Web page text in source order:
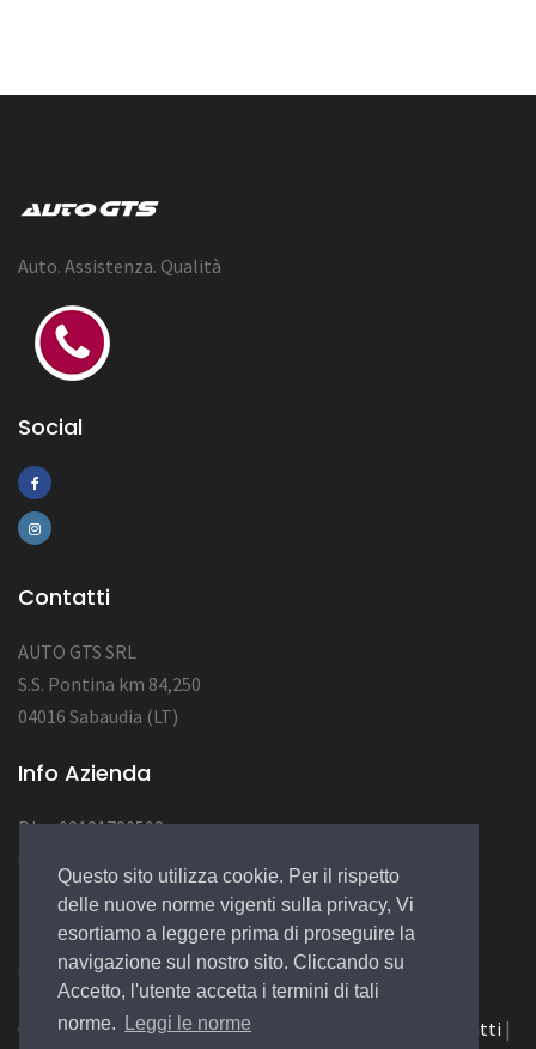
Questo sito utilizza cookie. Per il rispetto
delle nuove norme vigenti sulla privacy, Vi
esortiamo a leggere prima di proseguire la
navigazione sul nostro sito. Cliccando su
Accetto, l'utente accetta i termini di tali
norme.
Leggi le norme
Auto. Assistenza. Qualità
Social
Contatti
AUTO GTS SRL
S.S. Pontina km 84,250
04016 Sabaudia (LT)
Info Azienda
P.Iva 03181780598
NUM REA LT123456
© 2022 Design by EGSoft
Cookie|Privacy Law|Azienda Contatti |